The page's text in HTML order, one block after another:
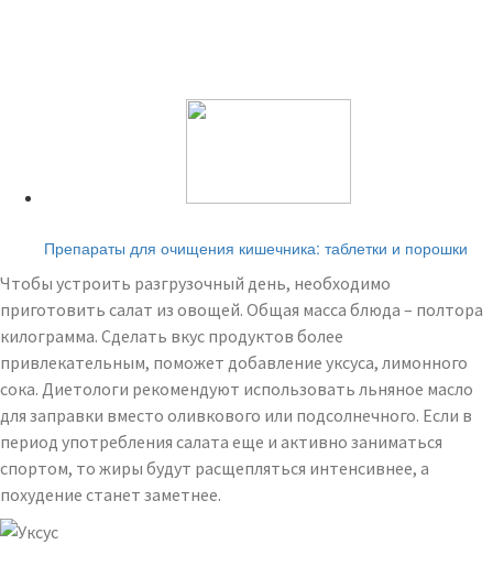
Препараты для очищения кишечника: таблетки и порошки
Чтобы устроить разгрузочный день, необходимо
приготовить салат из овощей. Общая масса блюда – полтора
килограмма. Сделать вкус продуктов более
привлекательным, поможет добавление уксуса, лимонного
сока. Диетологи рекомендуют использовать льняное масло
для заправки вместо оливкового или подсолнечного. Если в
период употребления салата еще и активно заниматься
спортом, то жиры будут расщепляться интенсивнее, а
похудение станет заметнее.